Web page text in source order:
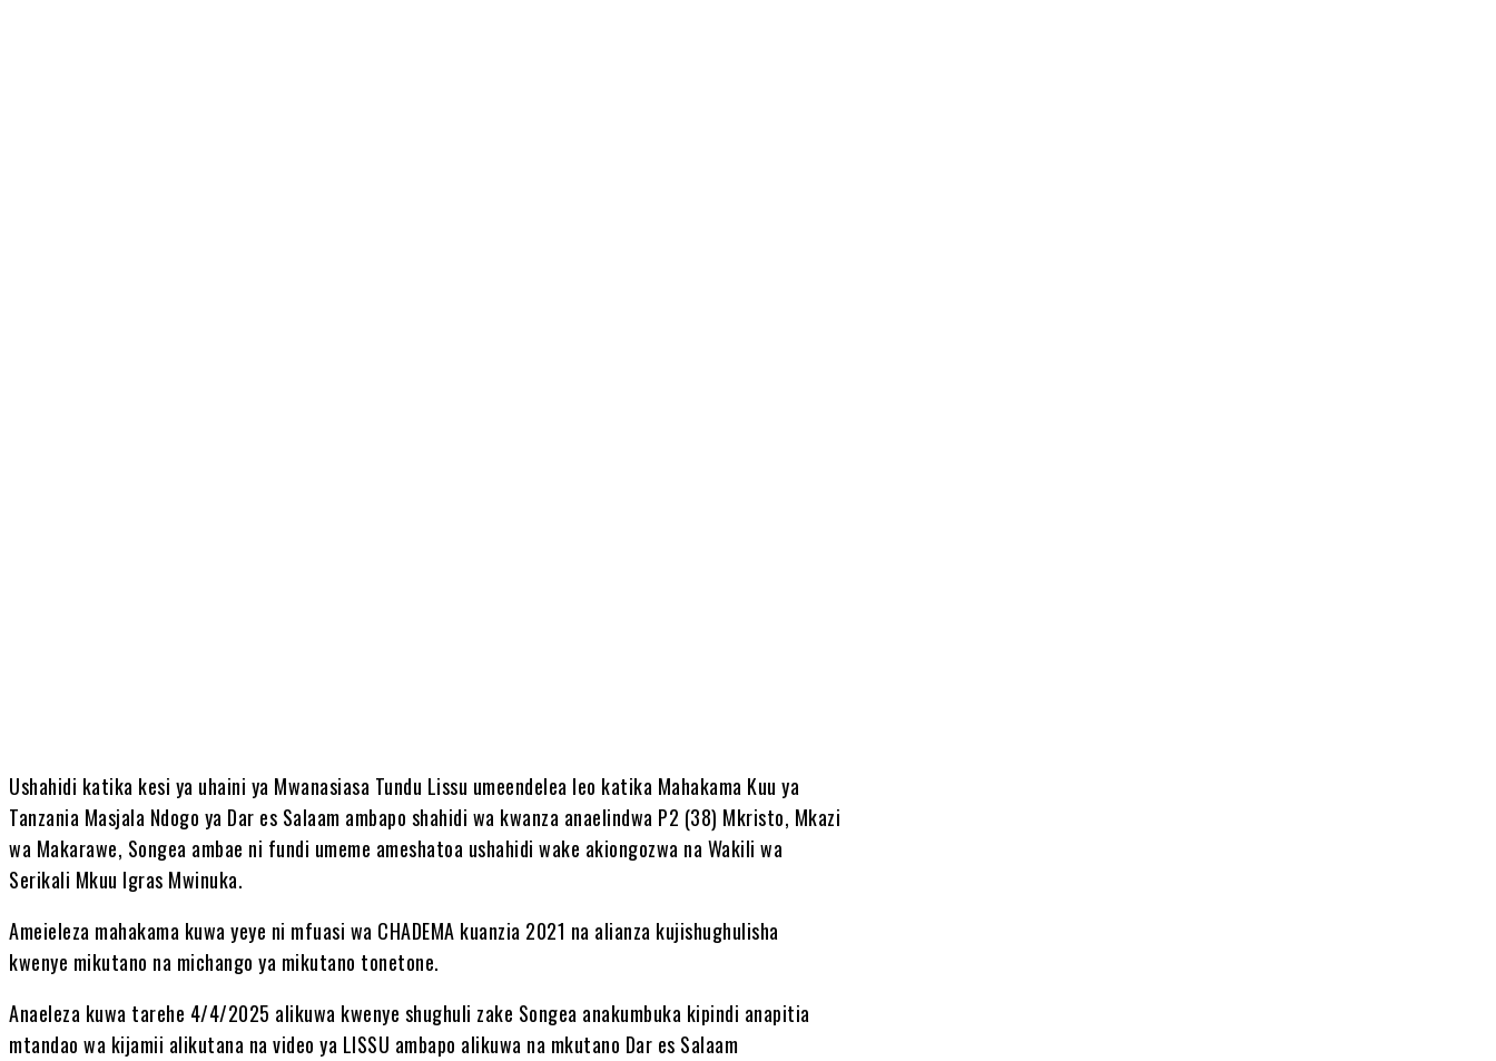
Ushahidi katika kesi ya uhaini ya Mwanasiasa Tundu Lissu umeendelea leo katika Mahakama Kuu ya
Tanzania Masjala Ndogo ya Dar es Salaam ambapo shahidi wa kwanza anaelindwa P2 (38) Mkristo, Mkazi
wa Makarawe, Songea ambae ni fundi umeme ameshatoa ushahidi wake akiongozwa na Wakili wa
Serikali Mkuu Igras Mwinuka.
Ameieleza mahakama kuwa yeye ni mfuasi wa CHADEMA kuanzia 2021 na alianza kujishughulisha
kwenye mikutano na michango ya mikutano tonetone.
Anaeleza kuwa tarehe 4/4/2025 alikuwa kwenye shughuli zake Songea anakumbuka kipindi anapitia
mtandao wa kijamii alikutana na video ya LISSU ambapo alikuwa na mkutano Dar es Salaam